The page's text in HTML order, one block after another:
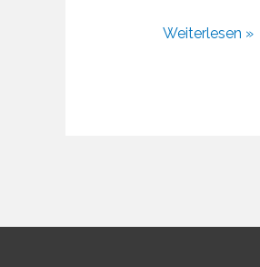
Von
Weiterlesen »